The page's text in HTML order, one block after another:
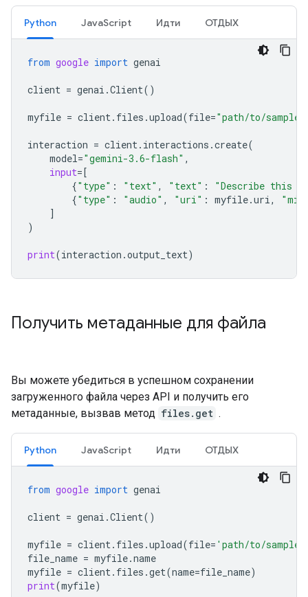
Python JavaScript Идти ОТДЫХ
from google import genai
client = genai .Client()
myfile = client. files .upload(file="path/to/
interaction = client. interactions .create(
model="gemini-3.6-flash" ,
input=[
{"type" : "text" , "text" :
"Describe this
{"type" : "audio" , "uri" : myfile.uri,
]
)
print(interaction .output_text)
Получить метаданные для файла
Вы можете убедиться в успешном сохранении
загруженного файла через API и получить его
метаданные, вызвав метод files.get .
Python JavaScript Идти ОТДЫХ
from google import genai
client = genai .Client()
myfile = client. files .upload(file= 'path/to/
file_name = myfile.name
myfile = client. files .get(name=file_name)
print(myfile)